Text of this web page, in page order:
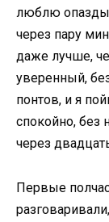
люблю
через пару
даже лучше,
уверенный,
понтов, и я
спокойно, без
через
Первые